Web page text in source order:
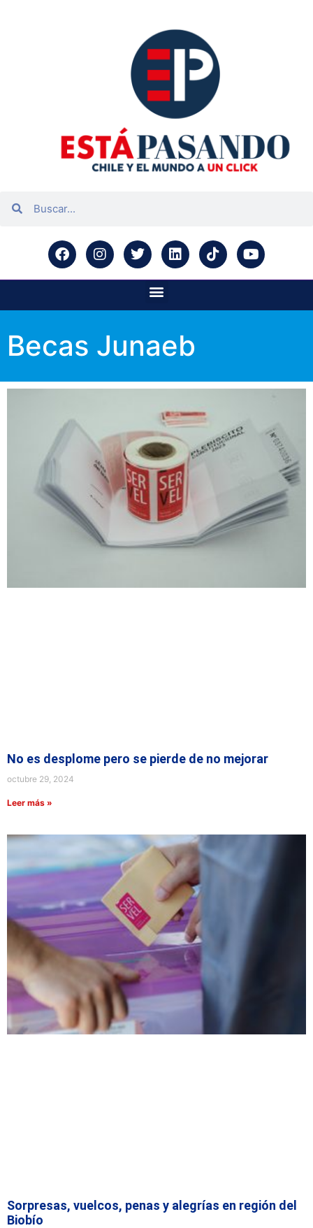
Becas Junaeb
No es desplome pero se pierde de no mejorar
octubre 29, 2024
Leer más »
Sorpresas, vuelcos, penas y alegrías en región del
Biobío